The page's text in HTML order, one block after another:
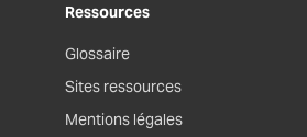
Ressources
Glossaire
Sites ressources
Mentions légales